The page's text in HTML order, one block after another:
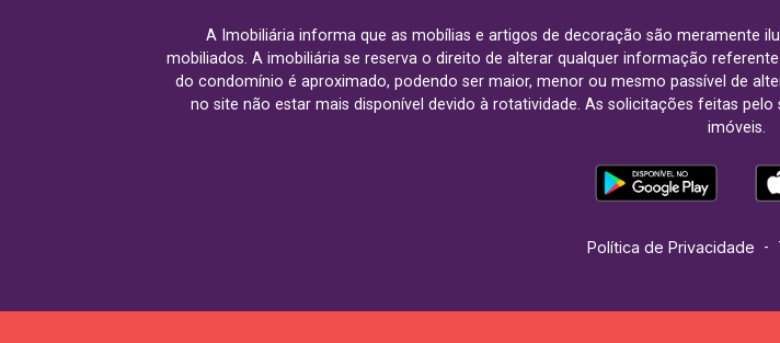
A Imobiliária informa que as mobílias e artigos de decoração são meramente
mobiliados. A imobiliária se reserva o direito de alterar qualquer informação
do condomínio é aproximado, podendo ser maior, menor ou mesmo passível de
no site não estar mais disponível devido à rotatividade. As solicitações feitas
imóveis.
Política de Privacidade -